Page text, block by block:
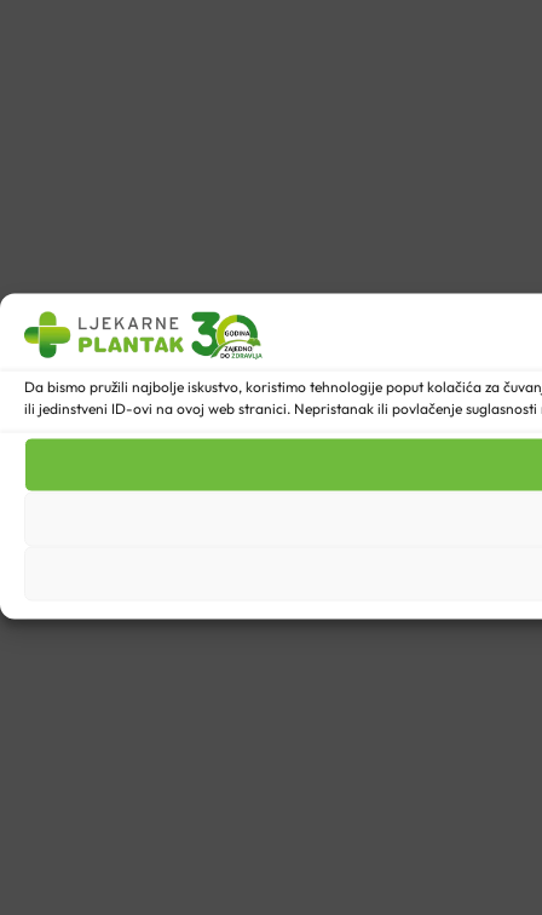
Da bismo pružili najbolje iskustvo, koristimo tehnologije poput kolačića za
ili jedinstveni ID-ovi na ovoj web stranici. Nepristanak ili povlačenje